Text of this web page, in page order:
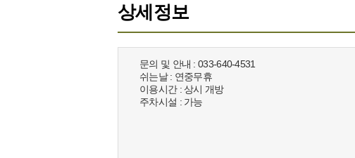
상세정보
문의 및 안내 : 033-640-4531
쉬는날 : 연중무휴
이용시간 : 상시 개방
주차시설 : 가능